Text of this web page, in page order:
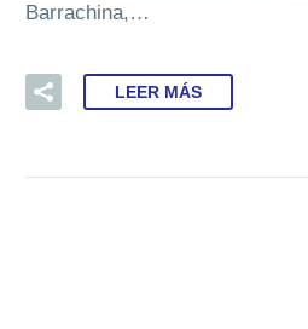
Barrachina,…
LEER MÁS